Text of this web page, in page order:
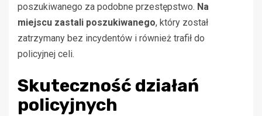
poszukiwanego za podobne przestępstwo. Na
miejscu zastali poszukiwanego, który został
zatrzymany bez incydentów i również trafił do
policyjnej celi.
Skuteczność działań
policyjnych